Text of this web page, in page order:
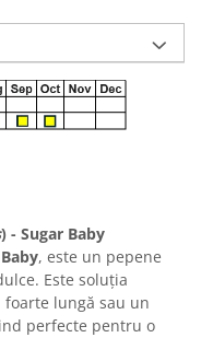
) - Sugar Baby
, este un pepene
Este soluția
lungă sau un
perfecte pentru o